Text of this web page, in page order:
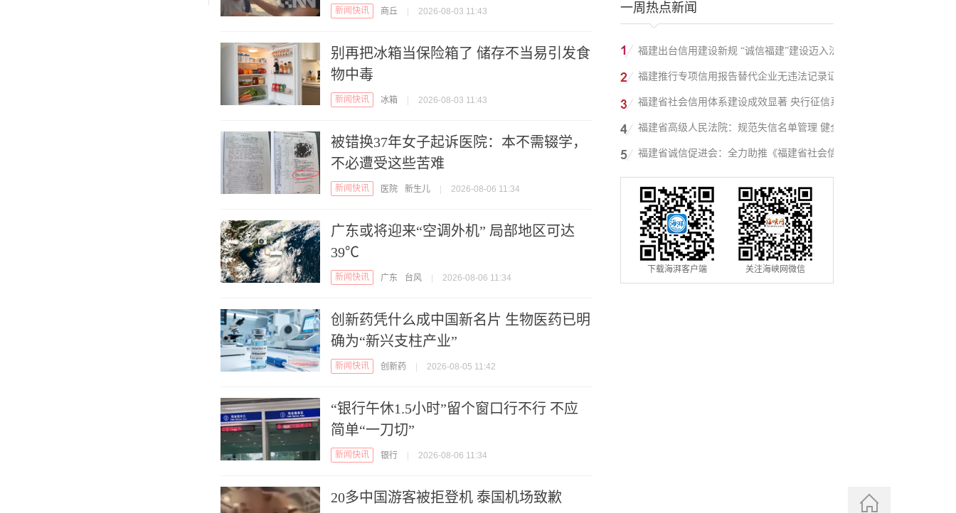
新闻快讯 商丘 2026-08-03 11:43
别再把冰箱当保险箱了 储存不当易引发食
物中毒
新闻快讯 冰箱 2026-08-03 11:43
被错换37年女子起诉医院：本不需辍学，
不必遭受这些苦难
新闻快讯 医院 新生儿 2026-08-06 11:34
广东或将迎来“空调外机” 局部地区可达
39℃
新闻快讯 广东 台风 2026-08-06 11:34
创新药凭什么成中国新名片 生物医药已明
确为“新兴支柱产业”
新闻快讯 创新药 2026-08-05 11:42
“银行午休1.5小时”留个窗口行不行 不应
简单“一刀切”
新闻快讯 银行 2026-08-06 11:34
20多中国游客被拒登机 泰国机场致歉
国县域发展潜力百强县”
一周热点新闻
福建出台信用建设新规 “诚信福建”建设迈入法
治化新阶段
福建推行专项信用报告替代企业无违法记录证
明改革成效显著
福建省社会信用体系建设成效显著 央行征信系
统赋能实体经济
福建省高级人民法院：规范失信名单管理 健全
信用修复机制
福建省诚信促进会：全力助推《福建省社会信
用条例》落地见效
下载海湃客户端 关注海峡网微信